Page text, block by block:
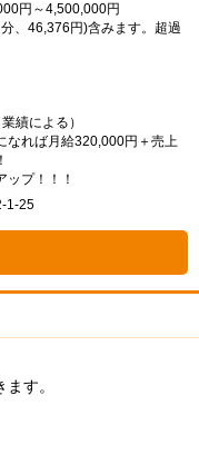
円～4,500,000円
、46,376円)含みます。超過
績による）
れば月給320,000円＋売上
ップ！！！
1-25
す。